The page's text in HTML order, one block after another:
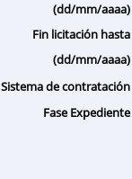
(dd/mm/aaaa)
Fin licitación hasta
(dd/mm/aaaa)
Sistema de contratación
Fase Expediente